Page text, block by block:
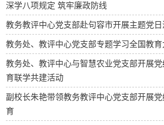
深学八项规定 筑牢廉政防线
教务教评中心党支部赴句容市开展主题党日
教务处、教评中心党支部专题学习全国教育
教务处、教评中心与智慧农业党支部开展
育联学共建活动
副校长朱艳带领教务教评中心党支部开展
育